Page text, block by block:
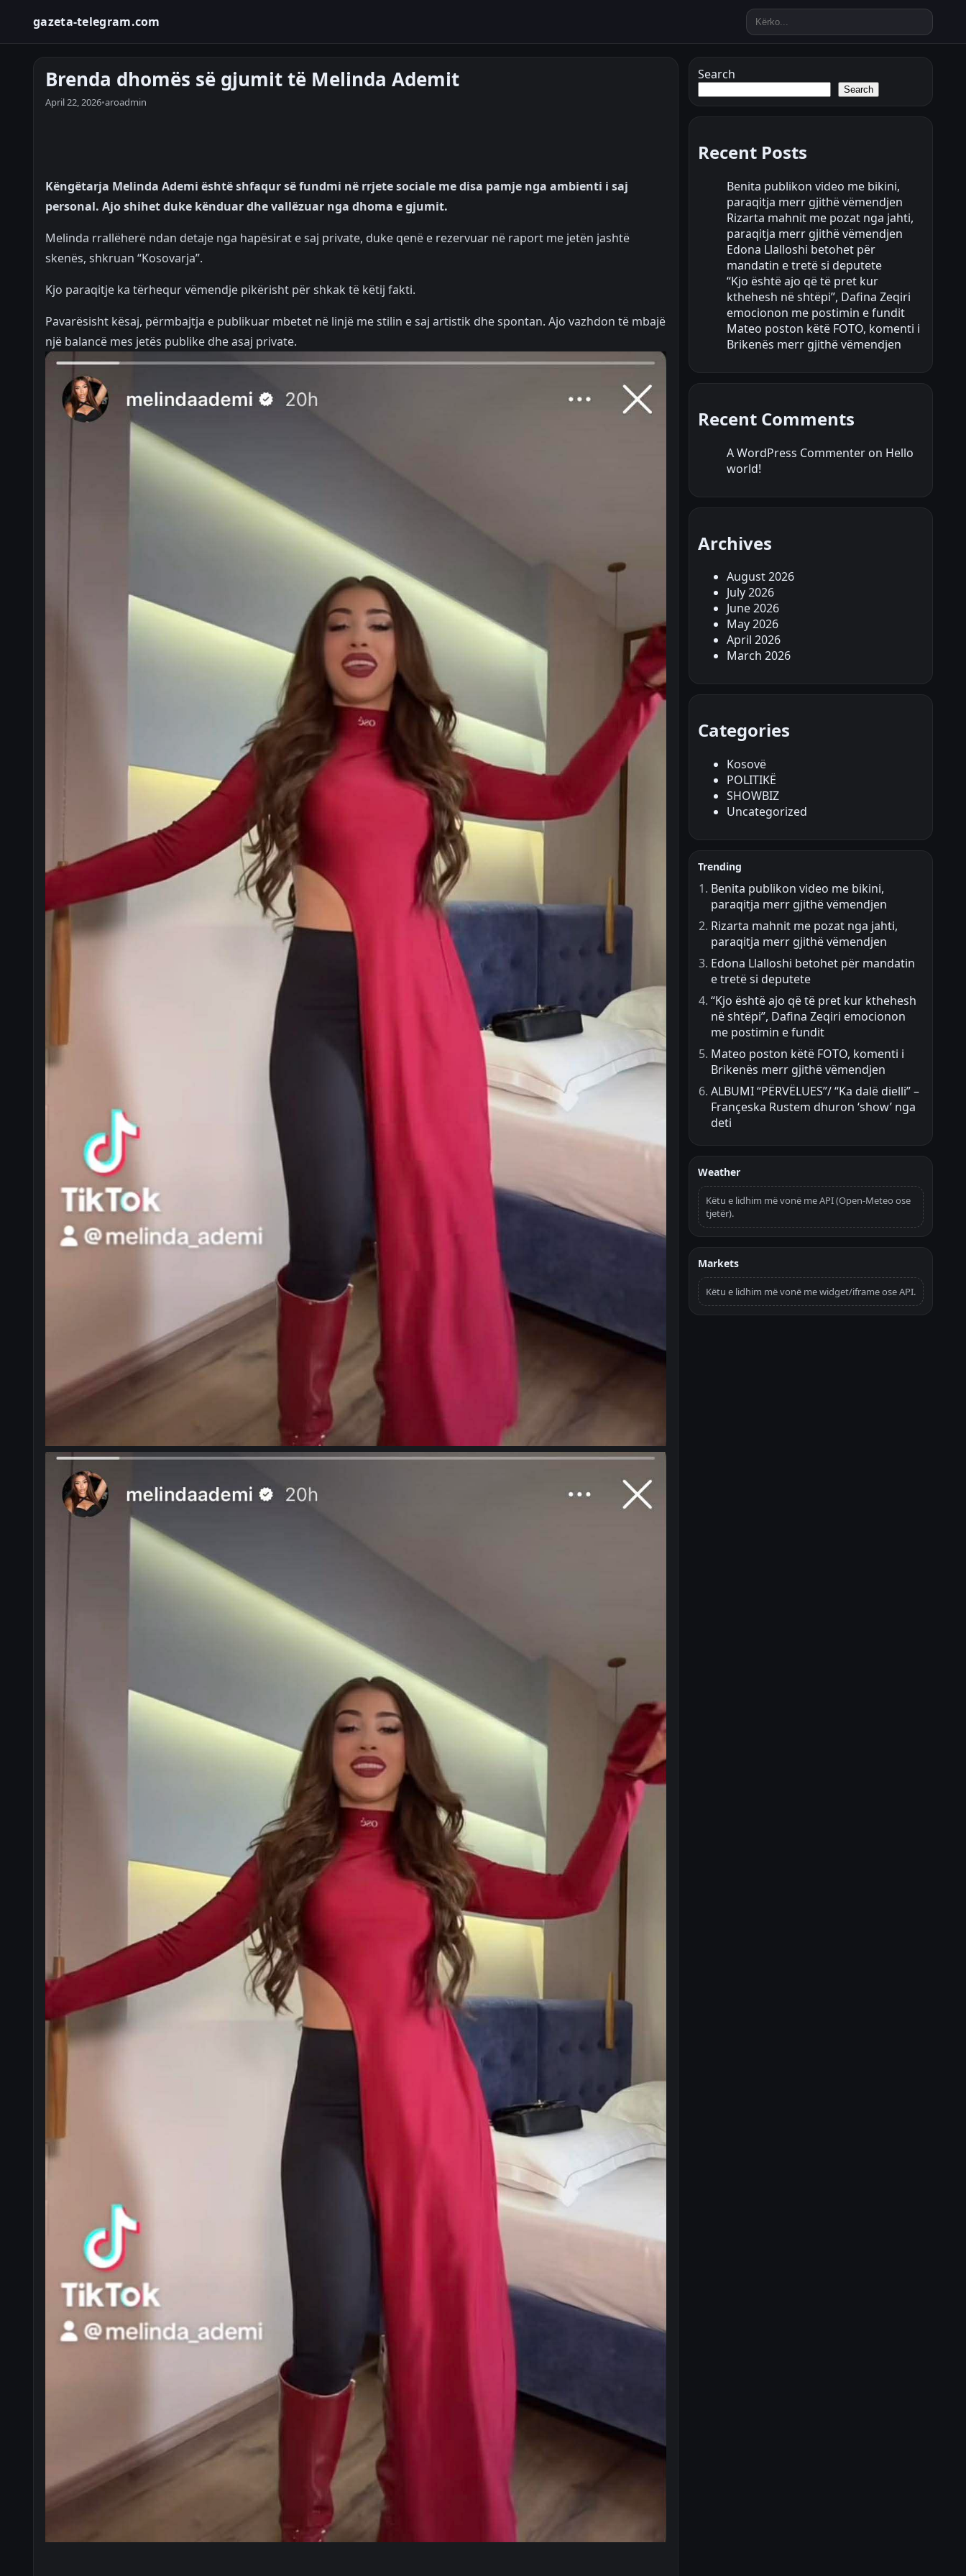
gazeta-telegram.com
Brenda dhomës së gjumit të Melinda Ademit
April 22, 2026•aroadmin
Këngëtarja Melinda Ademi është shfaqur së fundmi në rrjete sociale me disa pamje nga ambienti i saj
personal. Ajo shihet duke kënduar dhe vallëzuar nga dhoma e gjumit.
Melinda rrallëherë ndan detaje nga hapësirat e saj private, duke qenë e rezervuar në raport me jetën jashtë
skenës, shkruan “Kosovarja”.
Kjo paraqitje ka tërhequr vëmendje pikërisht për shkak të këtij fakti.
Pavarësisht kësaj, përmbajtja e publikuar mbetet në linjë me stilin e saj artistik dhe spontan. Ajo vazhdon të mbajë
një balancë mes jetës publike dhe asaj private.
Search
Search
Recent Posts
Benita publikon video me bikini,
paraqitja merr gjithë vëmendjen
Rizarta mahnit me pozat nga jahti,
paraqitja merr gjithë vëmendjen
Edona Llalloshi betohet për
mandatin e tretë si deputete
“Kjo është ajo që të pret kur
kthehesh në shtëpi”, Dafina Zeqiri
emocionon me postimin e fundit
Mateo poston këtë FOTO, komenti i
Brikenës merr gjithë vëmendjen
Recent Comments
A WordPress Commenter on Hello
world!
Archives
August 2026
July 2026
June 2026
May 2026
April 2026
March 2026
Categories
Kosovë
POLITIKË
SHOWBIZ
Uncategorized
Trending
Benita publikon video me bikini,
paraqitja merr gjithë vëmendjen
Rizarta mahnit me pozat nga jahti,
paraqitja merr gjithë vëmendjen
Edona Llalloshi betohet për mandatin
e tretë si deputete
“Kjo është ajo që të pret kur kthehesh
në shtëpi”, Dafina Zeqiri emocionon
me postimin e fundit
Mateo poston këtë FOTO, komenti i
Brikenës merr gjithë vëmendjen
ALBUMI “PËRVËLUES”/ “Ka dalë dielli” –
Françeska Rustem dhuron ‘show’ nga
deti
Weather
Këtu e lidhim më vonë me API (Open-Meteo ose
tjetër).
Markets
Këtu e lidhim më vonë me widget/iframe ose API.